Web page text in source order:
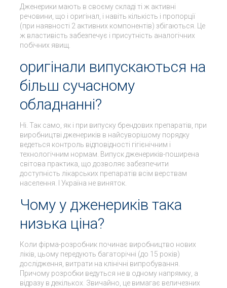
Дженерики мають в своєму складі ті ж активні
речовини, що і оригінал, і навіть кількість і пропорції
(при наявності 2 активних компонентів) збігаються. Це
ж властивість забезпечує і присутність аналогічних
побічних явищ.
оригінали випускаються на
більш сучасному
обладнанні?
Ні. Так само, як і при випуску брендових препаратів, при
виробництві дженериків в найсуворішому порядку
ведеться контроль відповідності гігієнічним і
технологічним нормам. Випуск дженериків-поширена
світова практика, що дозволяє забезпечити
доступність лікарських препаратів всім верствам
населення. І Україна не виняток.
Чому у дженериків така
низька ціна?
Коли фірма-розробник починає виробництво нових
ліків, цьому передують багаторічні (до 15 років)
дослідження, витрати на клінічні випробування.
Причому розробки ведуться не в одному напрямку, а
відразу в декількох. Звичайно, це вимагає величезних